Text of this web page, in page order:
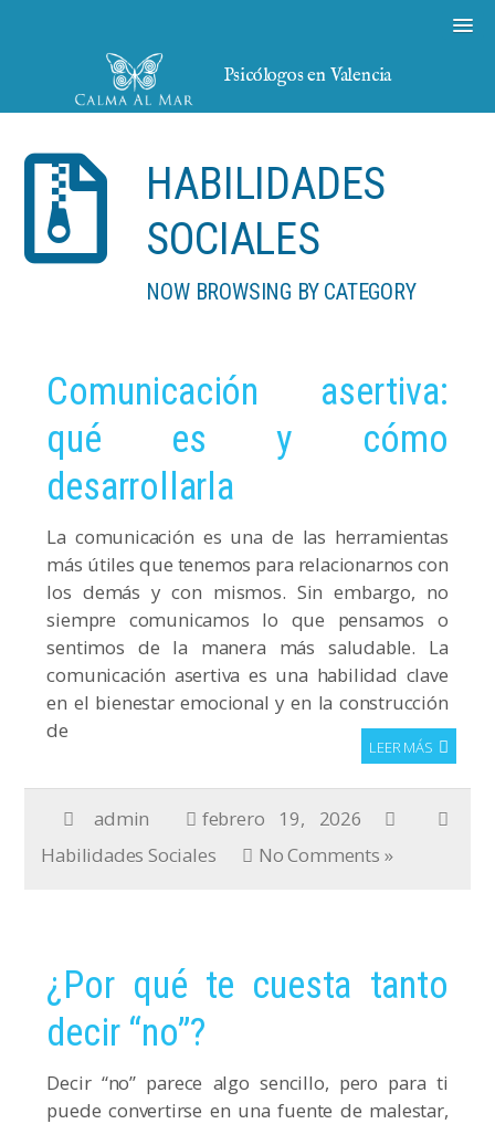
Psicólogos en Valencia
HABILIDADES
SOCIALES
NOW BROWSING BY CATEGORY
Comunicación asertiva:
qué es y cómo
desarrollarla
La comunicación es una de las herramientas
más útiles que tenemos para relacionarnos con
los demás y con mismos. Sin embargo, no
siempre comunicamos lo que pensamos o
sentimos de la manera más saludable. La
comunicación asertiva es una habilidad clave
en el bienestar emocional y en la construcción
de
LEER MÁS
admin
febrero 19, 2026
Habilidades Sociales
No Comments »
¿Por qué te cuesta tanto
decir “no”?
Decir “no” parece algo sencillo, pero para ti
puede convertirse en una fuente de malestar,